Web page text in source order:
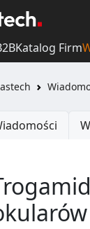
Katalog Firm